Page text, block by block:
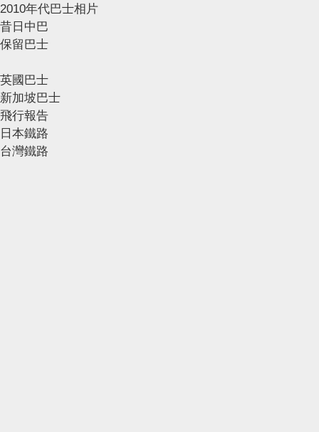
2010年代巴士相片
昔日中巴
保留巴士
英國巴士
新加坡巴士
飛行報告
日本鐵路
台灣鐵路